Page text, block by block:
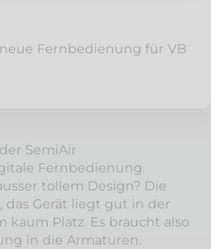
Fernbedienung für VB
SemiAir
Fernbedienung.
tollem Design? Die
das Gerät liegt gut in der
kaum Platz. Es braucht also
in die Armaturen.